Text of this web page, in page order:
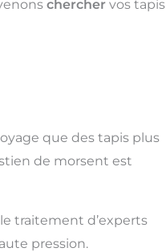
chercher vos tapis
que des tapis plus
de morsent est
traitement d’experts
pression.